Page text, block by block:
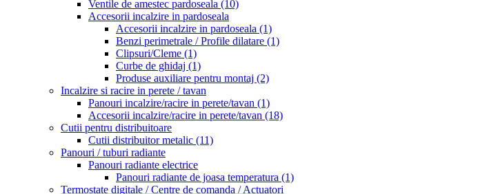
Ventile de amestec pardoseala (10)
Accesorii incalzire in pardoseala
Accesorii incalzire in pardoseala (1)
Benzi perimetrale / Profile dilatare (1)
Clipsuri/Cleme (1)
Curbe de ghidaj (1)
Produse auxiliare pentru montaj (2)
Incalzire si racire in perete / tavan
Panouri incalzire/racire in perete/tavan (1)
Accesorii incalzire/racire in perete/tavan (18)
Cutii pentru distribuitoare
Cutii distribuitor metalic (11)
Panouri / tuburi radiante
Panouri radiante electrice
Panouri radiante de joasa temperatura (1)
Termostate digitale / Centre de comanda / Actuatori